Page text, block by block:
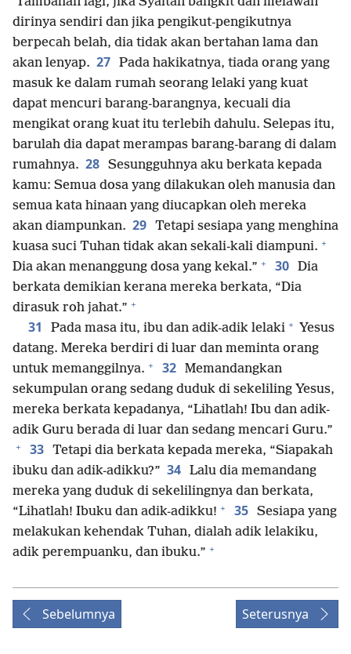
dirinya sendiri dan jika pengikut-pengikutnya
berpecah belah, dia tidak akan bertahan lama dan
akan lenyap. 27 Pada hakikatnya, tiada orang yang
masuk ke dalam rumah seorang lelaki yang kuat
dapat mencuri barang-barangnya, kecuali dia
mengikat orang kuat itu terlebih dahulu. Selepas itu,
barulah dia dapat merampas barang-barang di dalam
rumahnya. 28 Sesungguhnya aku berkata kepada
kamu: Semua dosa yang dilakukan oleh manusia dan
semua kata hinaan yang diucapkan oleh mereka
akan diampunkan. 29 Tetapi sesiapa yang menghina
kuasa suci Tuhan tidak akan sekali-kali diampuni. +
Dia akan menanggung dosa yang kekal.” + 30 Dia
berkata demikian kerana mereka berkata, “Dia
dirasuk roh jahat.” +
31 Pada masa itu, ibu dan adik-adik lelaki + Yesus
datang. Mereka berdiri di luar dan meminta orang
untuk memanggilnya. + 32 Memandangkan
sekumpulan orang sedang duduk di sekeliling Yesus,
mereka berkata kepadanya, “Lihatlah! Ibu dan adik-
adik Guru berada di luar dan sedang mencari Guru.”
+ 33 Tetapi dia berkata kepada mereka, “Siapakah
ibuku dan adik-adikku?” 34 Lalu dia memandang
mereka yang duduk di sekelilingnya dan berkata,
“Lihatlah! Ibuku dan adik-adikku! + 35 Sesiapa yang
melakukan kehendak Tuhan, dialah adik lelakiku,
adik perempuanku, dan ibuku.” +
Sebelumnya Seterusnya